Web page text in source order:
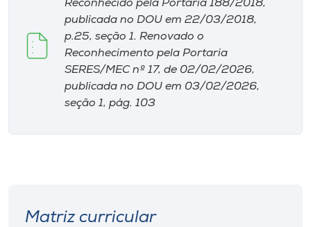
Reconhecido pela Portaria 188/2018,
publicada no DOU em 22/03/2018,
p.25, seção 1. Renovado o
Reconhecimento pela Portaria
SERES/MEC nº 17, de 02/02/2026,
publicada no DOU em 03/02/2026,
seção 1, pág. 103
Matriz curricular